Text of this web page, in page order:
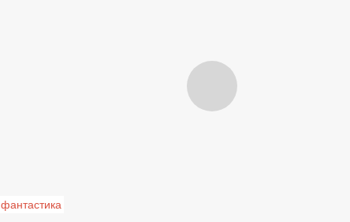
фантастика